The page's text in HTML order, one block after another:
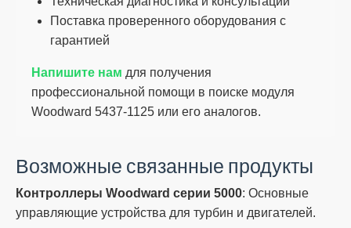
Поставка проверенного оборудования с
гарантией
Напишите нам для получения
профессиональной помощи в поиске модуля
Woodward 5437-1125 или его аналогов.
Возможные связанные продукты
Контроллеры Woodward серии 5000: Основные
управляющие устройства для турбин и двигателей.